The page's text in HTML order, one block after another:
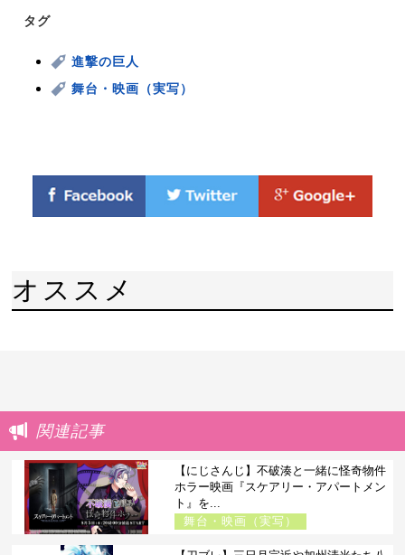
タグ
進撃の巨人
舞台・映画（実写）
オススメ
関連記事
【にじさんじ】不破湊と一緒に怪奇物件
ホラー映画『スケアリー・アパートメン
ト』を...
舞台・映画（実写）